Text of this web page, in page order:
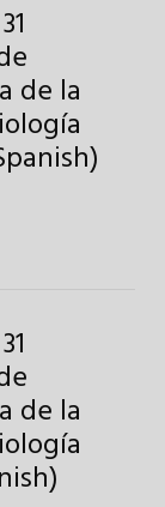
de la
de la